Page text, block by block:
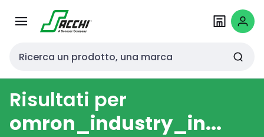
navigazionecontenuto
Cerca input
Risultati per
omron_industry_in...